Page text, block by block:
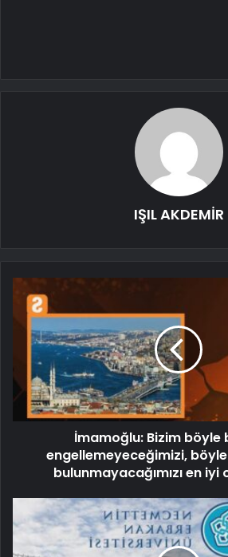
IŞIL AKDEMİR
İmamoğlu: Bizim böyle
engellemeyeceğimizi,
bulunmayacağımızı en